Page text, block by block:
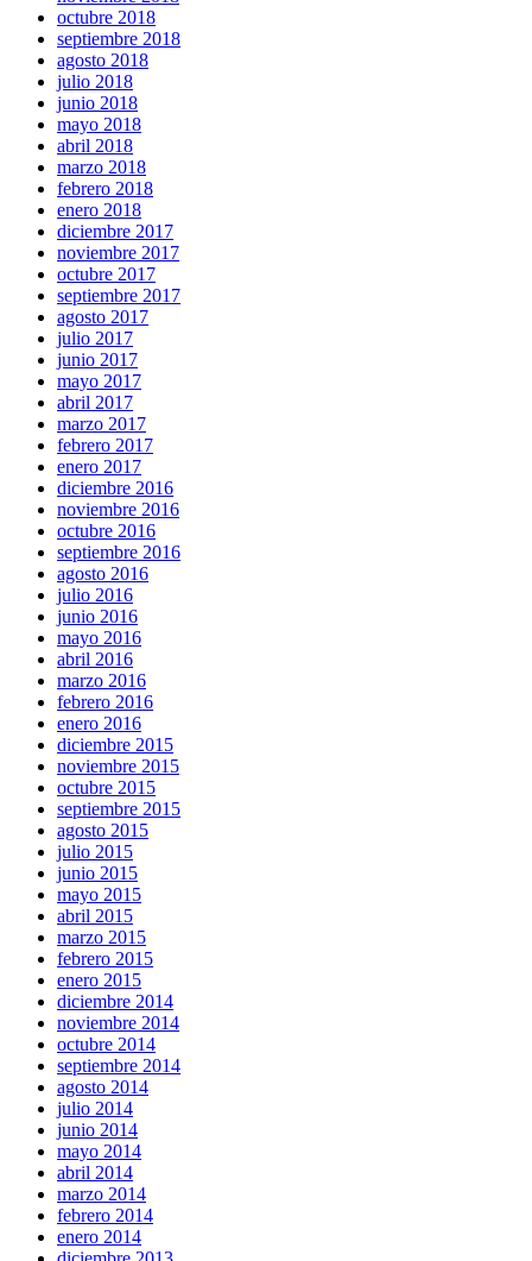
octubre 2018
septiembre 2018
agosto 2018
julio 2018
junio 2018
mayo 2018
abril 2018
marzo 2018
febrero 2018
enero 2018
diciembre 2017
noviembre 2017
octubre 2017
septiembre 2017
agosto 2017
julio 2017
junio 2017
mayo 2017
abril 2017
marzo 2017
febrero 2017
enero 2017
diciembre 2016
noviembre 2016
octubre 2016
septiembre 2016
agosto 2016
julio 2016
junio 2016
mayo 2016
abril 2016
marzo 2016
febrero 2016
enero 2016
diciembre 2015
noviembre 2015
octubre 2015
septiembre 2015
agosto 2015
julio 2015
junio 2015
mayo 2015
abril 2015
marzo 2015
febrero 2015
enero 2015
diciembre 2014
noviembre 2014
octubre 2014
septiembre 2014
agosto 2014
julio 2014
junio 2014
mayo 2014
abril 2014
marzo 2014
febrero 2014
enero 2014